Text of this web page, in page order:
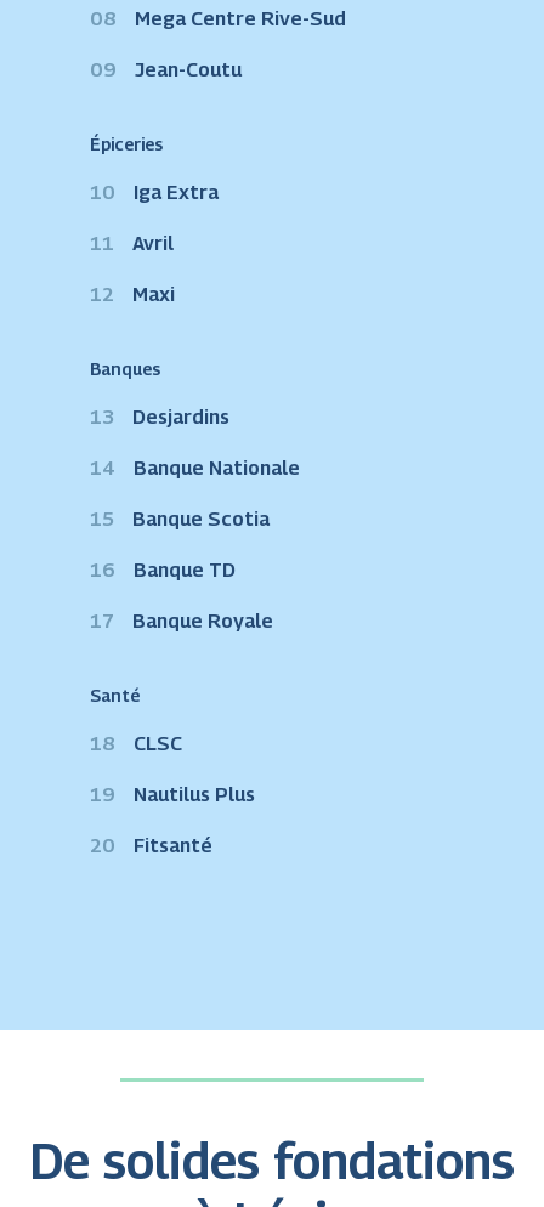
08 Mega Centre Rive-Sud
09 Jean-Coutu
Épiceries
10 Iga Extra
11 Avril
12 Maxi
Banques
13 Desjardins
14 Banque Nationale
15 Banque Scotia
16 Banque TD
17 Banque Royale
Santé
18 CLSC
19 Nautilus Plus
20 Fitsanté
De solides fondations